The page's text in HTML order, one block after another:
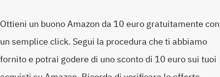
Ottieni un buono Amazon da 10 euro gratuitamente con
un semplice click. Segui la procedura che ti abbiamo
fornito e potrai godere di uno sconto di 10 euro sui tuoi